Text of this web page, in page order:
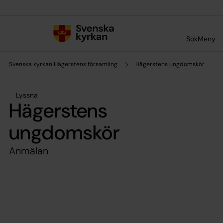
SökMeny
Svenska kyrkan Hägerstens församling Hägerstens ungdomskör
Lyssna
Hägerstens
ungdomskör
Anmälan